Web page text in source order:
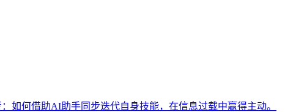
如何借助AI助手同步迭代自身技能，在信息过载中赢得主动。